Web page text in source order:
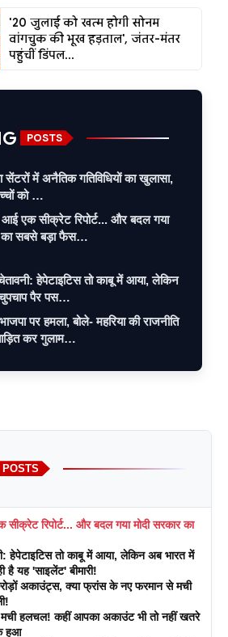
'20 जुलाई को खत्म होगी सोनम
वांगचुक की भूख हड़ताल', जंतर-मंतर
पहुंचीं डिंपल...
POSTS
सेंटरों में अनैतिक गतिविधियों का खुलासा,
को …
एक सीक्रेट रिपोर्ट... और बदल गया
का सबसे बड़ा फैस…
हेपेटाइटिस तो काबू में आया, लेकिन
पैर पस…
पर हमला, बोले- महरिया की राजनीति
कर गुलाम…
POSTS
रिपोर्ट... और बदल गया मोदी सरकार का
हेपेटाइटिस तो काबू में आया, लेकिन अब भारत में
है यह 'साइलेंट' बीमारी!
अकाउंट्स, क्या फ्रांस के नए फरमान से मची
हलचल! कहीं आपका अकाउंट भी तो नहीं खतरे
हुआ